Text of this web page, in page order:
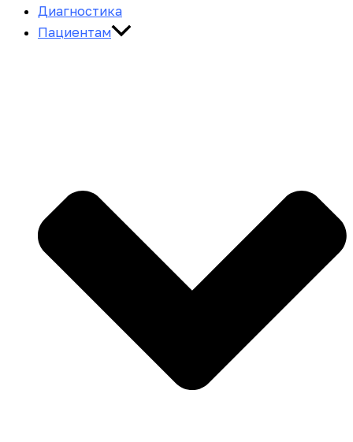
Диагностика
Пациентам